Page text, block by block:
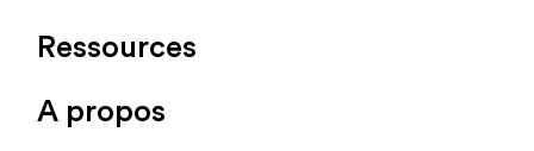
Ressources
A propos